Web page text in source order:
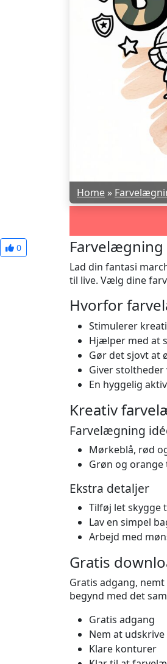
Home »
0
Lad din fantasi
til live. Vælg dine
Hvorfor
Stimulerer
Hjælper med at
Gør det sjovt at
Giver
En hyggelig
Kreativ
Farvelægning
Mørkeblå, rød
Grøn og
Ekstra detaljer
Tilføj let skygge
Lav en simpel
Arbejd med
Gratis
Gratis adgang,
begynd med det
Gratis adgang
Nem at udskrive
Klare konturer